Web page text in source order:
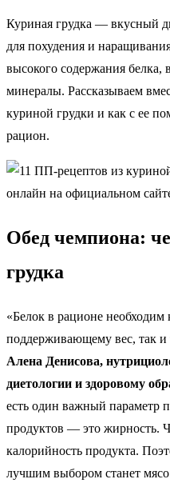
Куриная грудка — вкусный
для похудения и
высокого содержания
минералы. Рассказываем
куриной грудки и как с ее
рацион.
Обед чемпиона:
грудка
«Белок в рационе необходим
поддерживающему вес, так и
Алена Денисова,
диетологии и здоровому
есть один важный параметр
продуктов — это жирность.
калорийность продукта.
лучшим выбором станет